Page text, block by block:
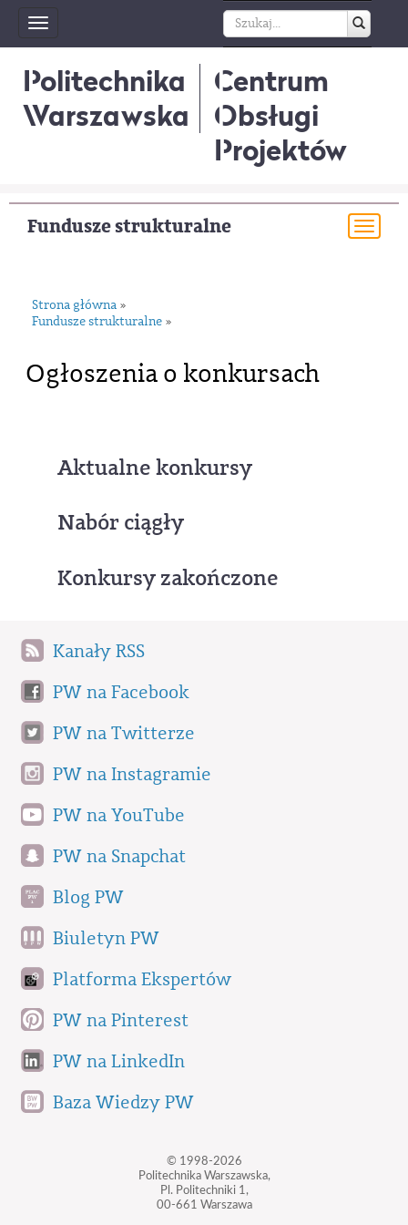
Toggle
navigation
Politechnika
Warszawska
Centrum
Obsługi
Projektów
Fundusze strukturalne
Strona główna »
Fundusze strukturalne »
Ogłoszenia o konkursach
Aktualne konkursy
Nabór ciągły
Konkursy zakończone
Kanały RSS
PW na Facebook
PW na Twitterze
PW na Instagramie
PW na YouTube
PW na Snapchat
Blog PW
Biuletyn PW
Platforma Ekspertów
PW na Pinterest
PW na LinkedIn
Baza Wiedzy PW
© 1998-2026
Politechnika Warszawska,
Pl. Politechniki 1,
00-661 Warszawa